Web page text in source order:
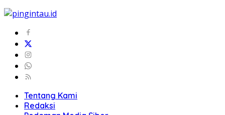
Tentang Kami
Redaksi